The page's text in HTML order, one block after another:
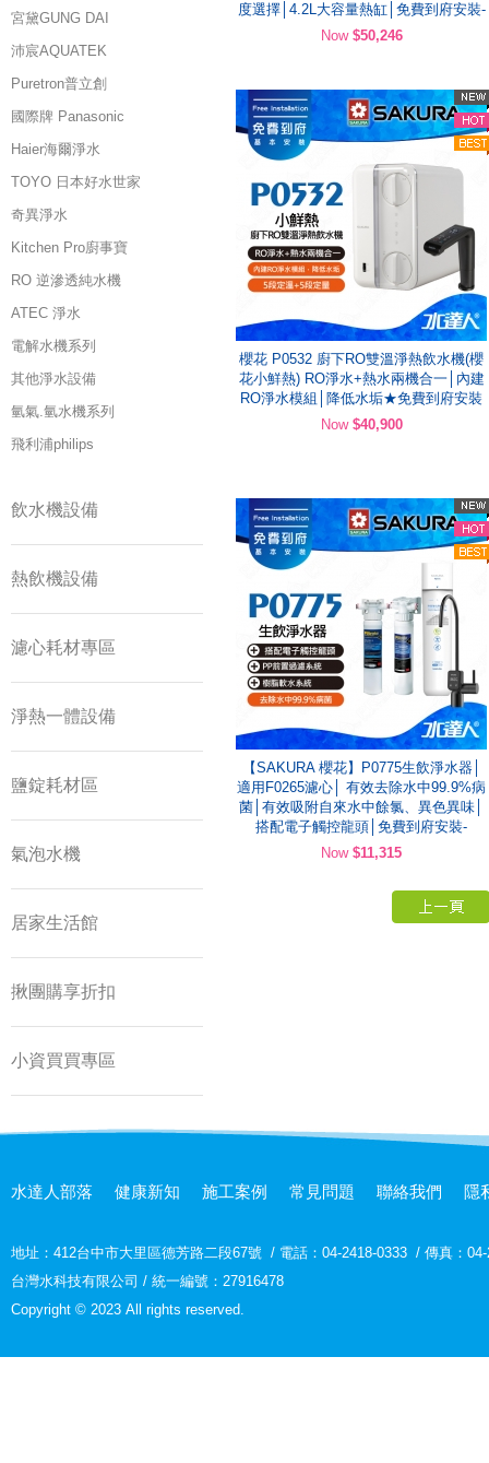
宮黛GUNG DAI
沛宸AQUATEK
Puretron普立創
國際牌 Panasonic
Haier海爾淨水
TOYO 日本好水世家
奇異淨水
Kitchen Pro廚事寶
RO 逆滲透純水機
ATEC 淨水
電解水機系列
其他淨水設備
氫氣.氫水機系列
飛利浦philips
飲水機設備
熱飲機設備
濾心耗材專區
淨熱一體設備
鹽錠耗材區
氣泡水機
居家生活館
揪團購享折扣
小資買買專區
度選擇│4.2L大容量熱缸│免費到府安裝-
Now $50,246
櫻花 P0532 廚下RO雙溫淨熱飲水機(櫻
花小鮮熱) RO淨水+熱水兩機合一│內建
RO淨水模組│降低水垢★免費到府安裝
Now $40,900
【SAKURA 櫻花】P0775生飲淨水器│
適用F0265濾心│ 有效去除水中99.9%病
菌│有效吸附自來水中餘氯、異色異味│
搭配電子觸控龍頭│免費到府安裝-
Now $11,315
水達人部落 健康新知 施工案例 常見問題 聯絡我們 隱
地址： 412台中市大里區德芳路二段67號 / 電話：04-2418-0333 / 傳真：
台灣水科技有限公司 / 統一編號：27916478
Copyright © 2023 All rights reserved.